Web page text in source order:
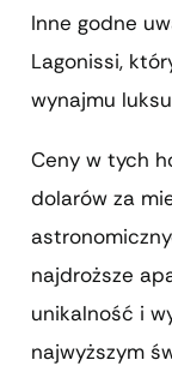
Inne godne
Lagonissi,
wynajmu
Ceny w tych
dolarów za
najdroższe
unikalność i
najwyższym